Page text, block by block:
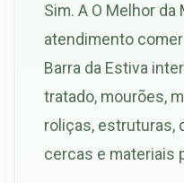
Sim. A O Melhor da
atendimento
Barra da Estiva
tratado, mourões,
roliças, estruturas,
cercas e materiais